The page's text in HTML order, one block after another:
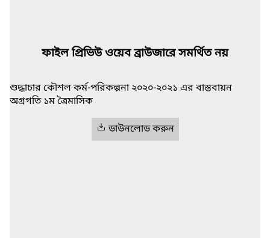
ফাইল প্রিভিউ ওয়েব ব্রাউজারে সমর্থিত নয়
শুদ্ধাচার কৌশল কর্ম-পরিকল্পনা ২০২০-২০২১ এর বাস্তবায়ন
অগ্রগতি ১ম ত্রৈমাসিক
ডাউনলোড করুন